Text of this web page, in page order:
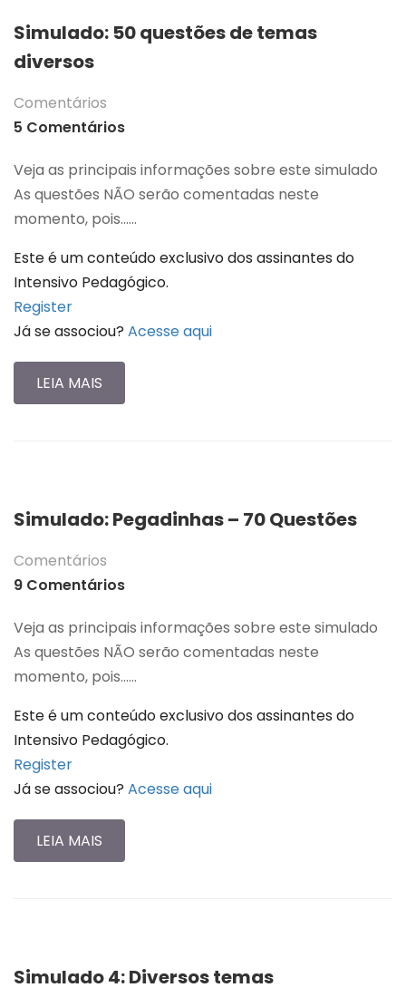
Simulado: 50 questões de temas
diversos
Comentários
5 Comentários
Veja as principais informações sobre este simulado
As questões NÃO serão comentadas neste
momento, pois…...
Este é um conteúdo exclusivo dos assinantes do
Intensivo Pedagógico.
Register
Já se associou? Acesse aqui
LEIA MAIS
Simulado: Pegadinhas – 70 Questões
Comentários
9 Comentários
Veja as principais informações sobre este simulado
As questões NÃO serão comentadas neste
momento, pois…...
Este é um conteúdo exclusivo dos assinantes do
Intensivo Pedagógico.
Register
Já se associou? Acesse aqui
LEIA MAIS
Simulado 4: Diversos temas